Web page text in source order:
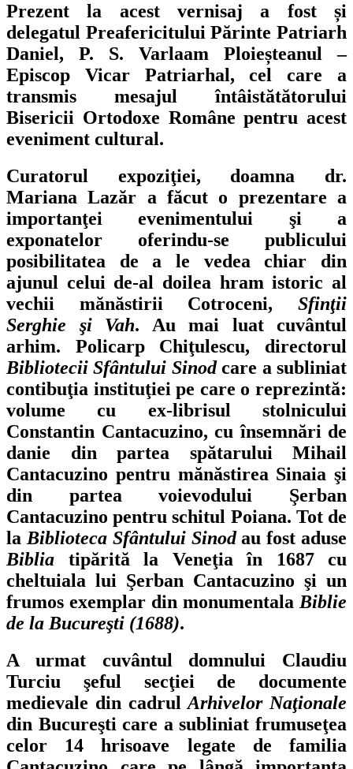
Prezent la acest vernisaj a fost și
delegatul Preafericitului Părinte Patriarh
Daniel, P. S. Varlaam Ploieșteanul –
Episcop Vicar Patriarhal, cel care a
transmis mesajul întâistătătorului
Bisericii Ortodoxe Române pentru acest
eveniment cultural.
Curatorul expoziţiei, doamna dr.
Mariana Lazăr a făcut o prezentare a
importanţei evenimentului şi a
exponatelor oferindu-se publicului
posibilitatea de a le vedea chiar din
ajunul celui de-al doilea hram istoric al
vechii mănăstirii Cotroceni, Sfinţii
Serghie şi Vah. Au mai luat cuvântul
arhim. Policarp Chiţulescu, directorul
Bibliotecii Sfântului Sinodcare a subliniat
contibuţia instituţiei pe care o reprezintă:
volume cu ex-librisul stolnicului
Constantin Cantacuzino, cu însemnări de
danie din partea spătarului Mihail
Cantacuzino pentru mănăstirea Sinaia şi
din partea voievodului Şerban
Cantacuzino pentru schitul Poiana. Tot de
la Biblioteca Sfântului Sinodau fost aduse
Biblia tipărită la Veneţia în 1687 cu
cheltuiala lui Şerban Cantacuzino şi un
frumos exemplar din monumentala Biblie
de la Bucureşti (1688).
A urmat cuvântul domnului Claudiu
Turciu şeful secţiei de documente
medievale din cadrulArhivelor Naţionale
din Bucureşti care a subliniat frumuseţea
celor 14 hrisoave legate de familia